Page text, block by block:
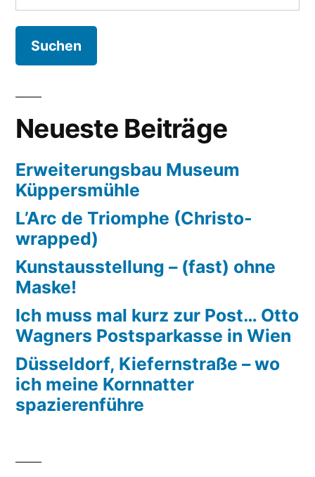
nach:
Neueste Beiträge
Erweiterungsbau Museum
Küppersmühle
L’Arc de Triomphe (Christo-
wrapped)
Kunstausstellung – (fast) ohne
Maske!
Ich muss mal kurz zur Post… Otto
Wagners Postsparkasse in Wien
Düsseldorf, Kiefernstraße – wo
ich meine Kornnatter
spazierenführe